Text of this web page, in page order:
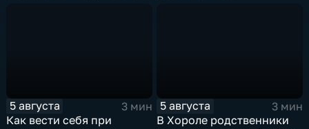
5 августа
3 мин
Как вести себя при
5 августа
3 мин
В Хороле родственники